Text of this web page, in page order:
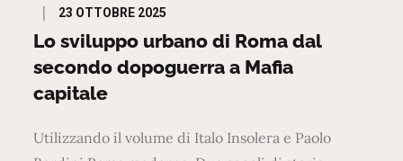
Posted
on
23 OTTOBRE 2025
Lo sviluppo urbano di Roma dal
secondo dopoguerra a Mafia
capitale
Utilizzando il volume di Italo Insolera e Paolo